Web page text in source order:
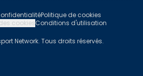
Politique de cookies
cookiesConditions d'utilisation
Network. Tous droits réservés.